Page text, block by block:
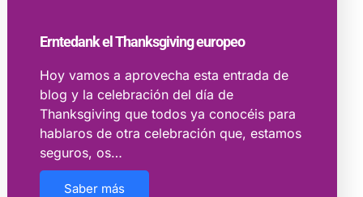
Erntedank el Thanksgiving europeo
Hoy vamos a aprovecha esta entrada de
blog y la celebración del día de
Thanksgiving que todos ya conocéis para
hablaros de otra celebración que, estamos
seguros, os…
Saber más